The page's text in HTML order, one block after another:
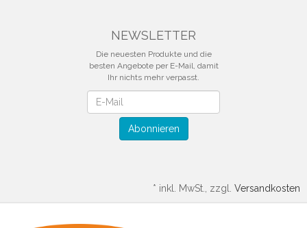
NEWSLETTER
Die neuesten Produkte und die
besten Angebote per E-Mail, damit
Ihr nichts mehr verpasst.
Abonnieren
* inkl. MwSt., zzgl. Versandkosten